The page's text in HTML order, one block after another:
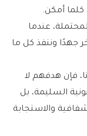
كلما أمكن.
عندما
جهدًا وننفذ كل ما
فإن هدفهم لا
السليمة، بل
والاستجابة